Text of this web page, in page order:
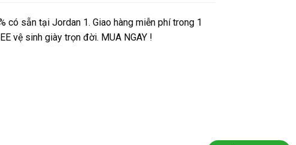
có sẵn tại Jordan 1. Giao hàng miễn phí trong 1
vệ sinh giày trọn đời. MUA NGAY !